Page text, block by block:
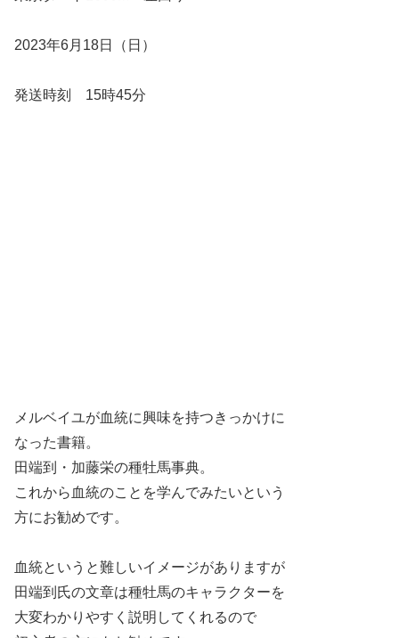
2023年6月18日（日）
発送時刻 15時45分
メルベイユが血統に興味を持つきっかけに
なった書籍。
田端到・加藤栄の種牡馬事典。
これから血統のことを学んでみたいという
方にお勧めです。
血統というと難しいイメージがありますが
田端到氏の文章は種牡馬のキャラクターを
大変わかりやすく説明してくれるので